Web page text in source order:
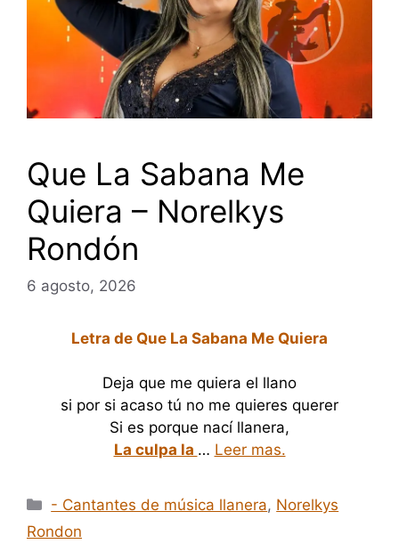
Que La Sabana Me
Quiera – Norelkys
Rondón
6 agosto, 2026
Letra de Que La Sabana Me Quiera
Deja que me quiera el llano
si por si acaso tú no me quieres querer
Si es porque nací llanera,
La culpa la … Leer mas.
Categorías
- Cantantes de música llanera, Norelkys
Rondon